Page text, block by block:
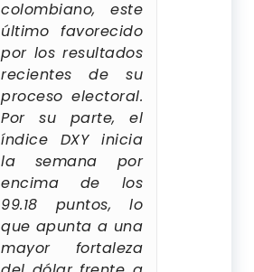
colombiano, este
último favorecido
por los resultados
recientes de su
proceso electoral.
Por su parte, el
índice DXY inicia
la semana por
encima de los
99.18 puntos, lo
que apunta a una
mayor fortaleza